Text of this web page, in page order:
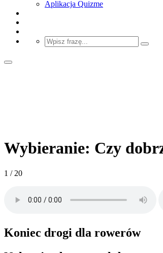
Aplikacja Quizme
Wybieranie: Czy
1 / 20
Koniec drogi dla rowerów